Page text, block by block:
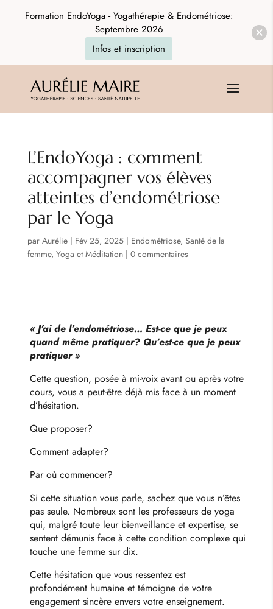
L’EndoYoga : comment
accompagner vos élèves
atteintes d’endométriose
par le Yoga
par Aurélie| Fév 25, 2025| Endométriose, Santé de la
femme, Yoga et Méditation| 0 commentaires
« J’ai de l’endométriose… Est-ce que je peux
quand même pratiquer? Qu’est-ce que je peux
pratiquer »
Cette question, posée à mi-voix avant ou après votre
cours, vous a peut-être déjà mis face à un moment
d’hésitation.
Que proposer?
Comment adapter?
Par où commencer?
Si cette situation vous parle, sachez que vous n’êtes
pas seule. Nombreux sont les professeurs de yoga
qui, malgré toute leur bienveillance et expertise, se
sentent démunis face à cette condition complexe qui
touche une femme sur dix.
Cette hésitation que vous ressentez est
profondément humaine et témoigne de votre
engagement sincère envers votre enseignement.
Formation EndoYoga - Yogathérapie & Endométriose:
Septembre 2026
Infos et inscription